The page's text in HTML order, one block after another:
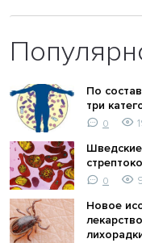
По
три
0
Шведские
0
Новое